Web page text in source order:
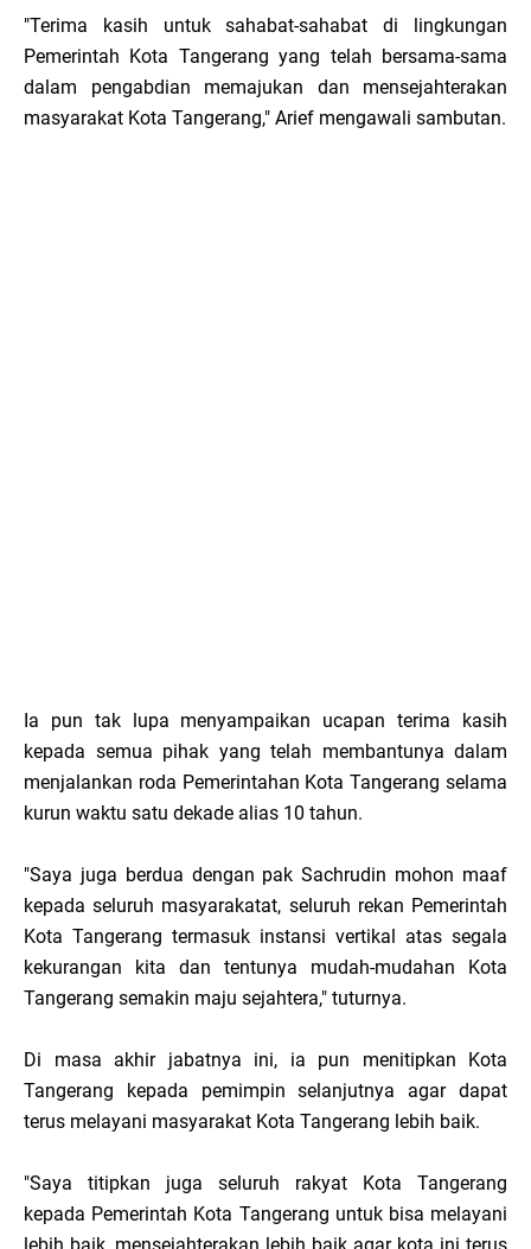
"Terima kasih untuk sahabat-sahabat di lingkungan
Pemerintah Kota Tangerang yang telah bersama-sama
dalam pengabdian memajukan dan mensejahterakan
masyarakat Kota Tangerang," Arief mengawali sambutan.
Ia pun tak lupa menyampaikan ucapan terima kasih
kepada semua pihak yang telah membantunya dalam
menjalankan roda Pemerintahan Kota Tangerang selama
kurun waktu satu dekade alias 10 tahun.
"Saya juga berdua dengan pak Sachrudin mohon maaf
kepada seluruh masyarakatat, seluruh rekan Pemerintah
Kota Tangerang termasuk instansi vertikal atas segala
kekurangan kita dan tentunya mudah-mudahan Kota
Tangerang semakin maju sejahtera," tuturnya.
Di masa akhir jabatnya ini, ia pun menitipkan Kota
Tangerang kepada pemimpin selanjutnya agar dapat
terus melayani masyarakat Kota Tangerang lebih baik.
"Saya titipkan juga seluruh rakyat Kota Tangerang
kepada Pemerintah Kota Tangerang untuk bisa melayani